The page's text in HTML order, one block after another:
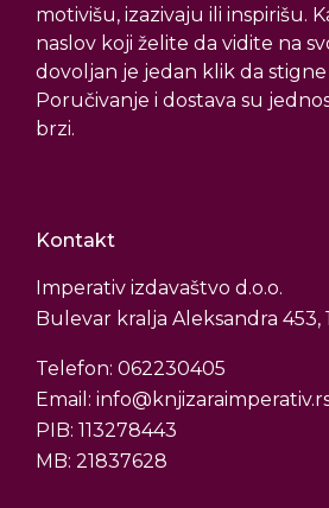
motivišu, izazivaju ili inspirišu.
naslov koji želite da vidite na
dovoljan je jedan klik da stigne
Poručivanje i dostava su
brzi.
Kontakt
Imperativ izdavaštvo d.o.o.
Bulevar kralja Aleksandra 453,
Telefon: 062230405
Email:
PIB: 113278443
MB: 21837628